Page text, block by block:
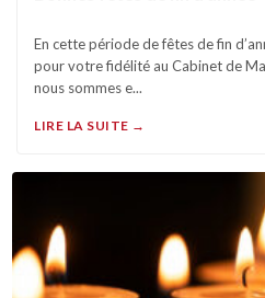
En cette période de fêtes de fin
pour votre fidélité au Cabinet de
nous sommes e...
LIRE LA SUITE →